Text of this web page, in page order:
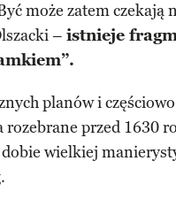
może zatem czekają
– istnieje
planów i
przed 1630
wielkiej